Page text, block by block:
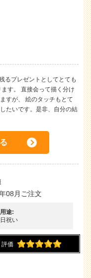
るプレゼントとしてとても
す。 直接会って描く分け
すが、 絵のタッチもとて
たいです。是非、自分の結
08月ご注文
途:
祝い
評価